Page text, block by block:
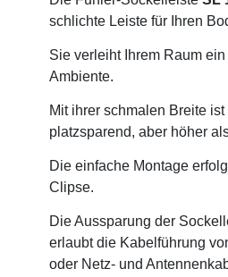
schlichte Leiste für Ihren
Sie verleiht Ihrem Raum
Ambiente.
Mit ihrer schmalen Breite
platzsparend, aber höher
Die einfache Montage
Clipse.
Die Aussparung der
erlaubt die Kabelführung
oder Netz- und